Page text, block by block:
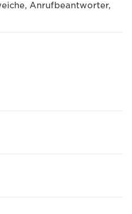
Anrufbeantworter,